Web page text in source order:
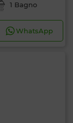
1 Bagno
WhatsApp